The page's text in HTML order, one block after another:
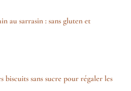
au sarrasin : sans gluten et
biscuits sans sucre pour régaler les